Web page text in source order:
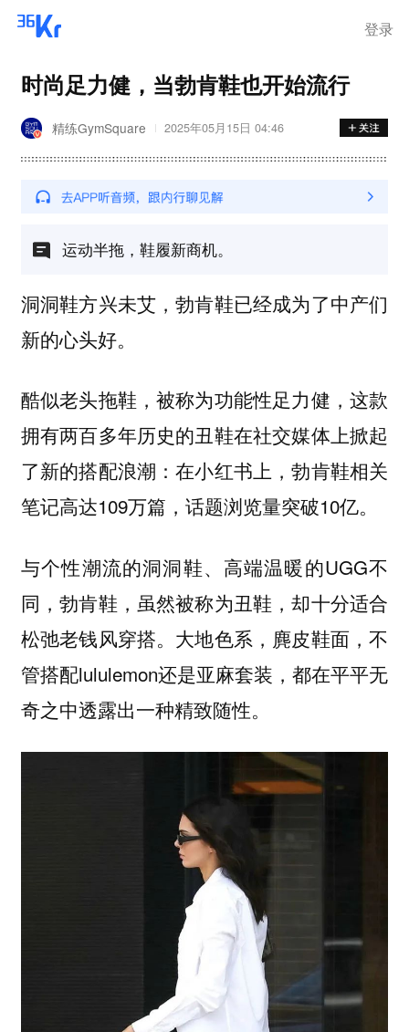
登录
时尚足力健，当勃肯鞋也开始流行
精练GymSquare 2025年05月15日 04:46
运动半拖，鞋履新商机。
洞洞鞋方兴未艾，勃肯鞋已经成为了中产们
新的心头好。
酷似老头拖鞋，被称为功能性足力健，这款
拥有两百多年历史的丑鞋在社交媒体上掀起
了新的搭配浪潮：在小红书上，勃肯鞋相关
笔记高达109万篇，话题浏览量突破10亿。
与个性潮流的洞洞鞋、高端温暖的UGG不
同，勃肯鞋，虽然被称为丑鞋，却十分适合
松弛老钱风穿搭。大地色系，麂皮鞋面，不
管搭配lululemon还是亚麻套装，都在平平无
奇之中透露出一种精致随性。